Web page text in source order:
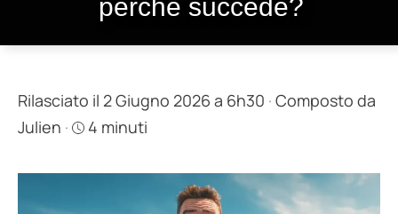
perché succede?
Rilasciato il 2 Giugno 2026 a 6h30 · Composto da
Julien · 4 minuti